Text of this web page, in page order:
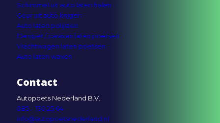
Schimmel uit auto laten halen
Geur uit auto krijgen
Auto laten polijsten
Camper / caravan laten poetsen
Vrachtwagen laten poetsen
Auto laten waxen
Contact
Autopoets Nederland B.V.
085 – 130 25 64
info@autopoetsnederland.nl